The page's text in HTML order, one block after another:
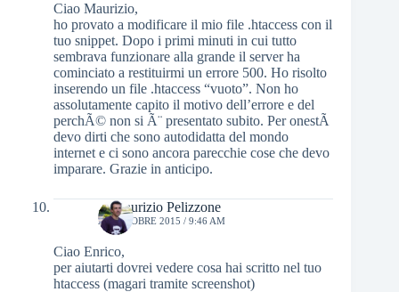
Ciao Maurizio,
ho provato a modificare il mio file .htaccess con il
tuo snippet. Dopo i primi minuti in cui tutto
sembrava funzionare alla grande il server ha
cominciato a restituirmi un errore 500. Ho risolto
inserendo un file .htaccess “vuoto”. Non ho
assolutamente capito il motivo dell’errore e del
perchÃ© non si Ã¨ presentato subito. Per onestÃ
devo dirti che sono autodidatta del mondo
internet e ci sono ancora parecchie cose che devo
imparare. Grazie in anticipo.
.:: Maurizio Pelizzone
23 OTTOBRE 2015 / 9:46 AM
Ciao Enrico,
per aiutarti dovrei vedere cosa hai scritto nel tuo
htaccess (magari tramite screenshot)